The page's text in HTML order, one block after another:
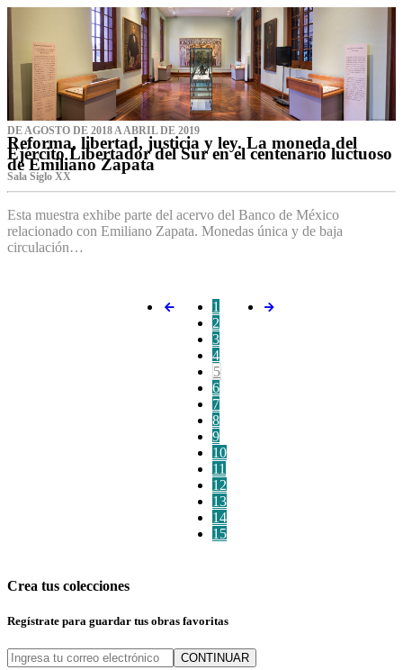
DE AGOSTO DE 2018 A ABRIL DE 2019
Reforma, libertad, justicia y ley. La moneda del
Ejército Libertador del Sur en el centenario luctuoso
de Emiliano Zapata
Sala Siglo XX
Esta muestra exhibe parte del acervo del Banco de México
relacionado con Emiliano Zapata. Monedas única y de baja
circulación…
1
2
3
4
5
6
7
8
9
10
11
12
13
14
15
Crea tus colecciones
Regístrate para guardar tus obras favoritas
CONTINUAR